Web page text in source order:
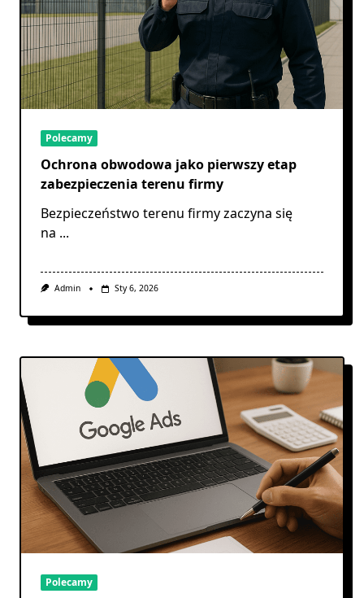
Polecamy
Ochrona obwodowa jako pierwszy etap
zabezpieczenia terenu firmy
Bezpieczeństwo terenu firmy zaczyna się
na ...
Admin Sty 6, 2026
Polecamy